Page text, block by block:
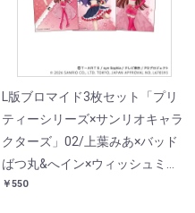
L版ブロマイド3枚セット「プリ
ティーシリーズ×サンリオキャラ
クターズ」02/上葉みあ×バッド
ばつ丸&へイン×ウィッシュミー
メル(コラボイラスト)
￥550